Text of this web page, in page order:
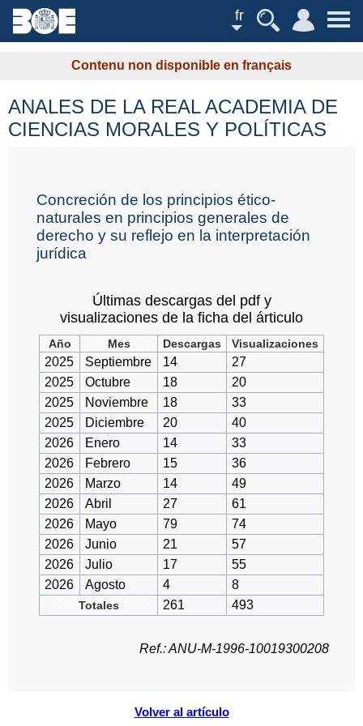
fr
Contenu non disponible en français
Volver al artículo
ANALES DE LA REAL ACADEMIA DE
CIENCIAS MORALES Y POLÍTICAS
Concreción de los principios ético-
naturales en principios generales de
derecho y su reflejo en la interpretación
jurídica
Últimas descargas del pdf y
visualizaciones de la ficha del árticulo
Año Mes Descargas Visualizaciones
2025 Septiembre 14
27
2025
Octubre 18
20
2025
Noviembre 18
33
2025
Diciembre 20
40
2026
Enero 14
33
2026
Febrero 15
36
2026
Marzo 14
49
2026
Abril 27
61
2026
Mayo 79
74
2026
Junio 21
57
2026
Julio 17
55
2026
Agosto 4 8
Totales 261 493
Ref.: ANU-M-1996-10019300208